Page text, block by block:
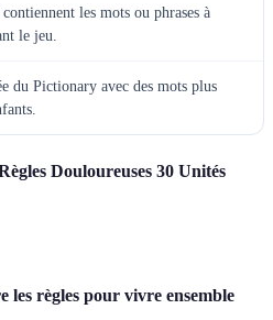
les mots ou phrases à
le jeu.
du Pictionary avec des mots plus
Douloureuses 30 Unités
les règles pour vivre ensemble